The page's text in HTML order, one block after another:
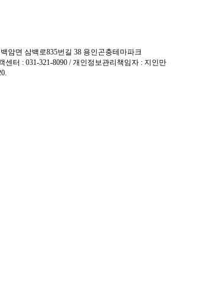
암면 삼백로835번길 38 용인곤충테마파크
센터 : 031-321-8090 / 개인정보관리책임자 : 지인만